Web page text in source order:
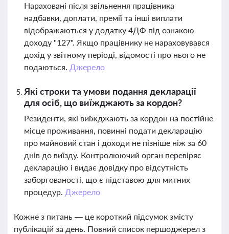
Нараховані після звільнення працівника
надбавки, доплати, премії та інші виплати
відображаються у додатку 4ДФ під ознакою
доходу "127". Якщо працівнику не нараховувався
дохід у звітному періоді, відомості про нього не
подаються. Джерело
Які строки та умови подання декларації
для осіб, що виїжджають за кордон?
Резиденти, які виїжджають за кордон на постійне
місце проживання, повинні подати декларацію
про майновий стан і доходи не пізніше ніж за 60
днів до виїзду. Контролюючий орган перевіряє
декларацію і видає довідку про відсутність
заборгованості, що є підставою для митних
процедур. Джерело
Кожне з питань — це короткий підсумок змісту
публікацій за день. Повний список першоджерел з